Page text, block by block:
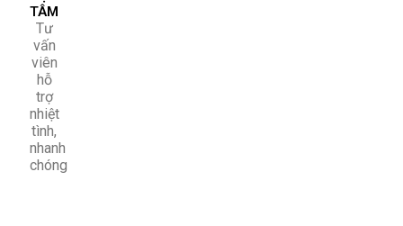
TÂM
Tư
vấn
viên
hỗ
trợ
nhiệt
tình,
nhanh
chóng